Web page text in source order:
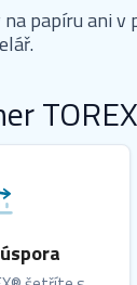
papíru ani v